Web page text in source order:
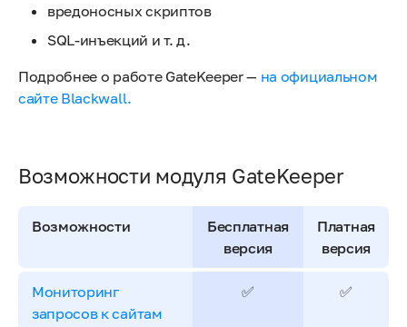
вредоносных скриптов
SQL-инъекций и т. д.
Подробнее о работе GateKeeper — на официальном
сайте Blackwall.
Возможности модуля GateKeeper
Возможности
Бесплатная
версия
Платная
версия
Мониторинг
запросов к сайтам
✅ ✅